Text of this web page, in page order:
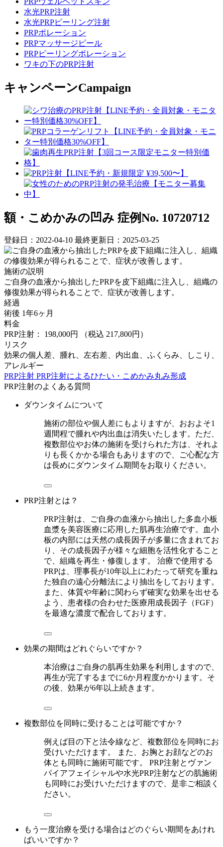
水光PRP注射
水光PRPピーリング注射
PRPポレーション
PRPマッサージピール
PRPピーリングポレーション
ワキの下のPRP注射
キャンペーンCampaign
額・こめかみの凹み 症例No. 10720712
登録日：2022-04-10 最終更新日：2025-03-25
施術の説明
ご自身の血液から抽出したPRPを皮下組織に注入し、組織の
修復効果が得られることで、症状が改善します。
経過
術後 1年6ヶ月
料金
PRP注射： 198,000円
（税込 217,800円）
リスク
効果の個人差、腫れ、左右差、内出血、ふくらみ、しこり、
アレルギー
PRP注射 PRP注射によるひたい・こめかみ丸み形成
PRP注射のよくある質問
ダウンタイムについて
施術の部位や個人差にもよりますが、おおよそ1
週間程で腫れや内出血は消失いたします。ただ、
複数部位やお体の施術を受けられた方は、それよ
りも長くかかる場合もありますので、ご心配な方
は長めにダウンタイム期間をお取りください。
PRP注射とは？
PRP注射は、ご自身の血液から抽出した多血小板
血漿を美容医療に応用した肌再生治療です。血小
板の内部には天然の成長因子が多量に含まれてお
り、その成長因子が様々な細胞を活性化すること
で、組織を再生・修復します。 治療で使用する
PRPは、理事長が10年以上にわたって研究を重ね
た独自の遠心分離法により抽出をしております。
また、体質や年齢に関わらず確実な効果を出せる
よう、患者様の合わせた医療用成長因子（FGF）
を最適な濃度で配合しております。
効果の期間はどれぐらいですか？
本治療はご自身の肌再生効果を利用しますので、
再生が完了するまでに6か月程度かかります。そ
の後、効果が6年以上続きます。
複数部位を同時に受けることは可能ですか？
例えば目の下と法令線など、複数部位を同時にお
受けいただけます。 また、お胸とお顔などのお
体とも同時に施術可能です。 PRP注射とヴァン
パイアフェイシャルや水光PRP注射などの肌施術
も同時にお受けいただけますので、是非ご相談く
ださい。
もう一度治療を受ける場合はどのぐらい期間をあけれ
ばいいですか？